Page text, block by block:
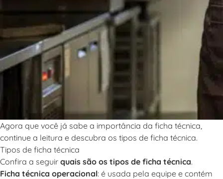
Agora que você já sabe a importância da ficha técnica
continue a leitura e descubra os tipos de ficha técnica.
Tipos de ficha técnica
Confira a seguir quais são os tipos de ficha técnica.
Ficha técnica operacional: é usada pela equipe e contém